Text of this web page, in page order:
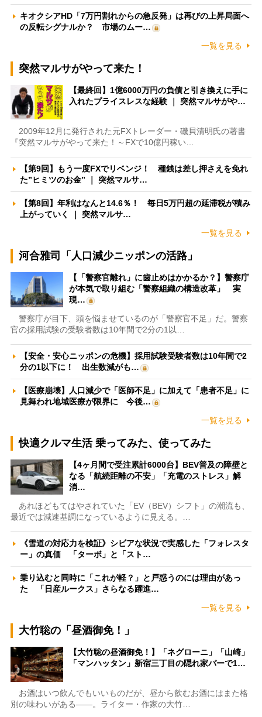
キオクシアHD「7万円割れからの急反発」は再びの上昇局面へ
の反転シグナルか？ 市場のムー…
一覧を見る
突然マルサがやって来た！
【最終回】1億6000万円の負債と引き換えに手に
入れたプライスレスな経験 ｜ 突然マルサがや…
2009年12月に発行された元FXトレーダー・磯貝清明氏の著書
『突然マルサがやって来た！～FXで10億円稼い…
【第9回】もう一度FXでリベンジ！ 種銭は差し押さえを免れ
た”ヒミツのお金” ｜ 突然マルサ…
【第8回】年利はなんと14.6％！ 毎日5万円超の延滞税が積み
上がっていく ｜ 突然マルサ…
一覧を見る
河合雅司「人口減少ニッポンの活路」
【「警察官離れ」に歯止めはかかるか？】警察庁
が本気で取り組む「警察組織の構造改革」 実
現…
警察庁が目下、頭を悩ませているのが「警察官不足」だ。警察
官の採用試験の受験者数は10年間で2分の1以…
【安全・安心ニッポンの危機】採用試験受験者数は10年間で2
分の1以下に！ 出生数減がも…
【医療崩壊】人口減少で「医師不足」に加えて「患者不足」に
見舞われ地域医療が限界に 今後…
一覧を見る
快適クルマ生活 乗ってみた、使ってみた
【4ヶ月間で受注累計6000台】BEV普及の障壁と
なる「航続距離の不安」「充電のストレス」解
消…
あれほどもてはやされていた「EV（BEV）シフト」の潮流も、
最近では減速基調になっているように見える。…
《雪道の対応力を検証》シビアな状況で実感した「フォレスタ
ー」の真価 「ターボ」と「スト…
乗り込むと同時に「これが軽？」と戸惑うのには理由があっ
た 「日産ルークス」さらなる躍進…
一覧を見る
大竹聡の「昼酒御免！」
【大竹聡の昼酒御免！】「ネグローニ」「山崎」
「マンハッタン」新宿三丁目の隠れ家バーで1…
お酒はいつ飲んでもいいものだが、昼から飲むお酒にはまた格
別の味わいがある――。ライター・作家の大竹…